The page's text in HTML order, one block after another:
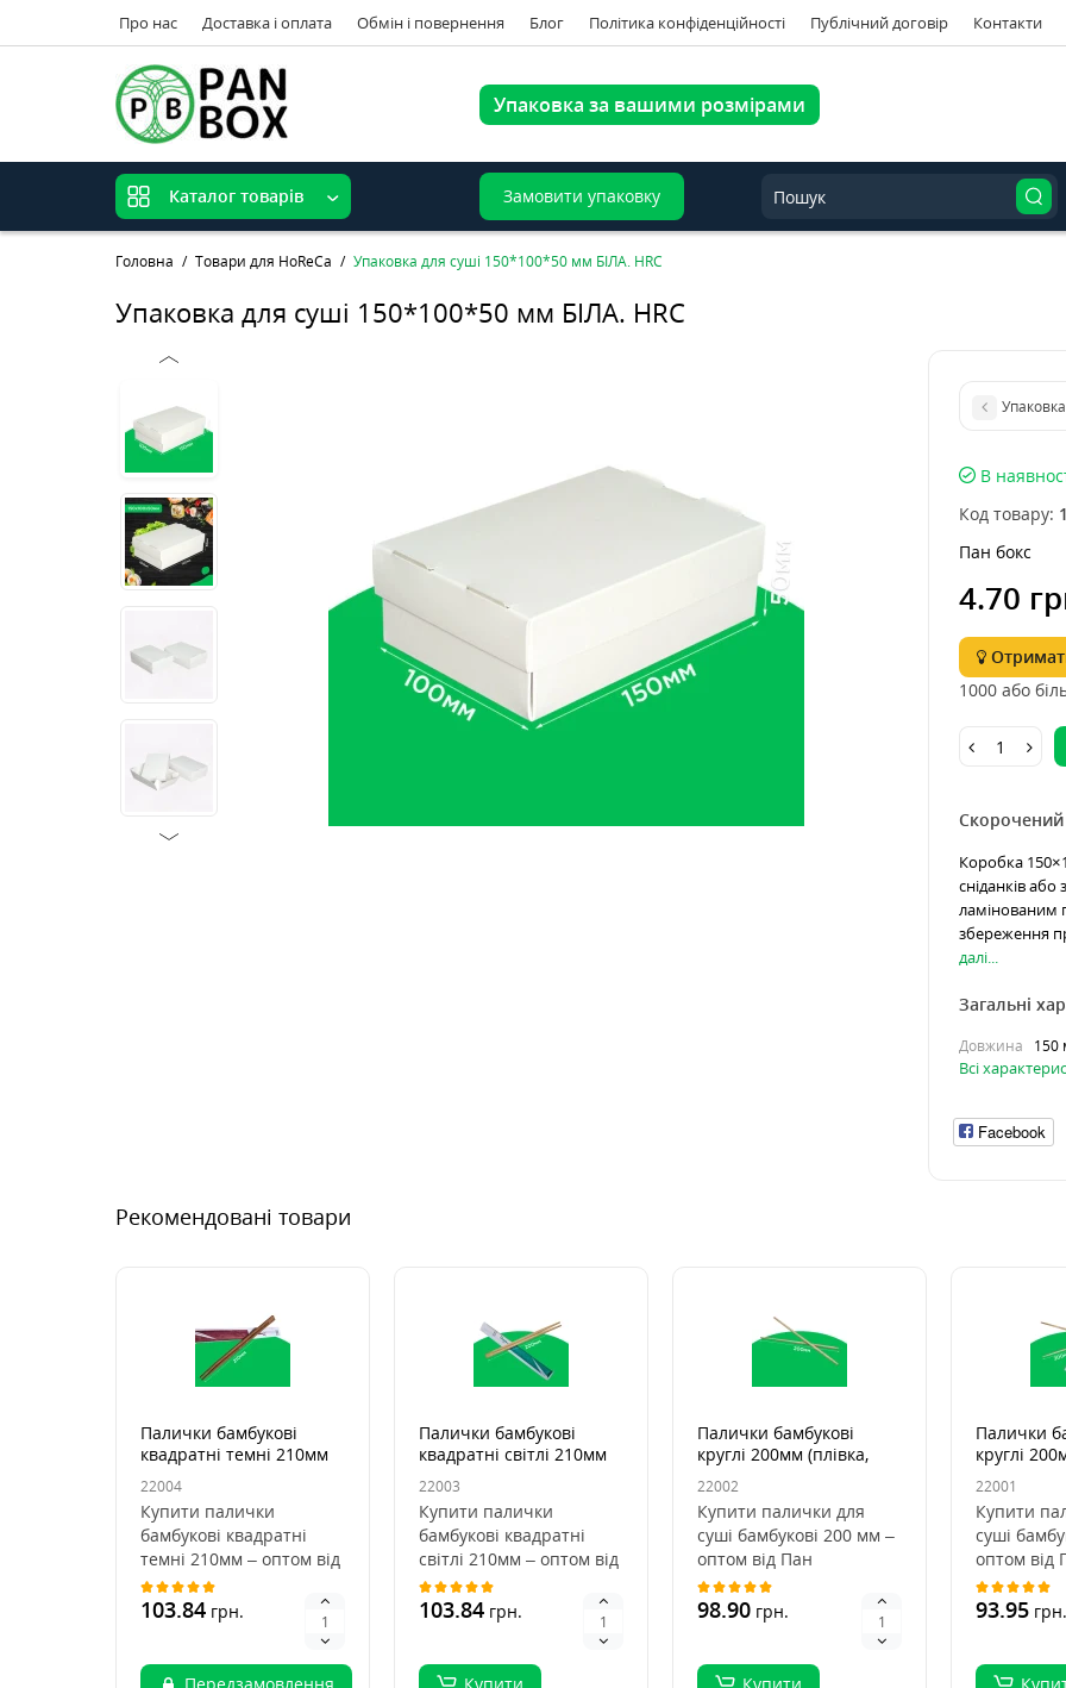
Про нас Доставка і оплата Обмін і повернення Блог Політика конфіденційності Публічний договір Контакти
Упаковка за вашими розмірами
Каталог товарів Замовити упаковку
Головна Товари для HoReCa Упаковка для суші 150*100*50 мм БІЛА. HRC
Упаковка для суші 150*100*50 мм БІЛА. HRC
В
Код товару:
Пан бокс
4.70
1000 або
Коробка
сніданків
ламінованим
збереження
далі...
Загальні
Довжина 150
Всі
Facebook
Рекомендовані товари
Палички бамбукові
квадратні темні 210мм
(100шт/уп)
22004
Купити палички
бамбукові квадратні
темні 210мм – оптом від
Пан Бокс.Бамбукові
палички для суші — це ..
103.84 грн.
Палички бамбукові
квадратні світлі 210мм
(100шт/уп)
22003
Купити палички
бамбукові квадратні
світлі 210мм – оптом від
Пан Бокс.Бамбукові
палички для суші — це..
103.84 грн.
Палички бамбукові
круглі 200мм (плівка,
100шт/уп)
22002
Купити палички для
суші бамбукові 200 мм –
оптом від Пан
Бокс.Бамбукові палички
для суші — це класич..
98.90 грн.
Палички
круглі
100шт/уп)
22001
Купити
суші
оптом від
для суші
93.95 грн.